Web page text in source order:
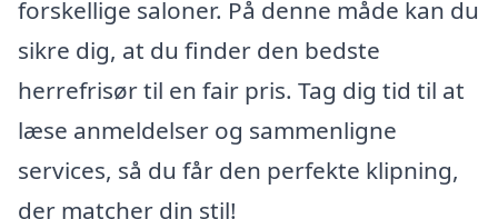
forskellige saloner. På denne måde kan du
sikre dig, at du finder den bedste
herrefrisør til en fair pris. Tag dig tid til at
læse anmeldelser og sammenligne
services, så du får den perfekte klipning,
der matcher din stil!